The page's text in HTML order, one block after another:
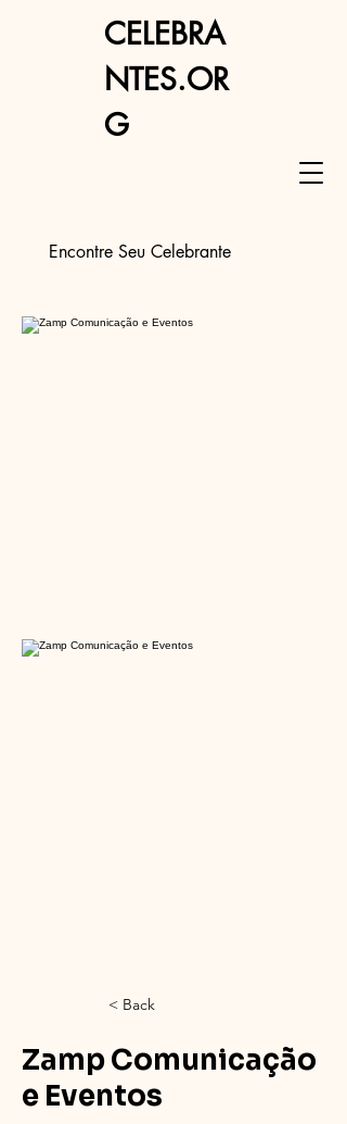
Encontre Seu Celebrante
CELEBRA
NTES.OR
G
< Back
Zamp Comunicação
e Eventos